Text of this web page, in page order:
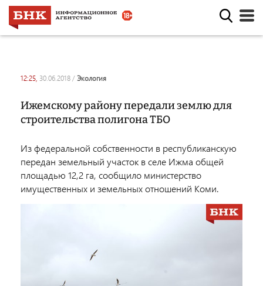
12:25, 30.06.2018 / экология
Ижемскому району передали землю для
строительства полигона ТБО
Из федеральной собственности в республиканскую
передан земельный участок в селе Ижма общей
площадью 12,2 га, сообщило министерство
имущественных и земельных отношений Коми.